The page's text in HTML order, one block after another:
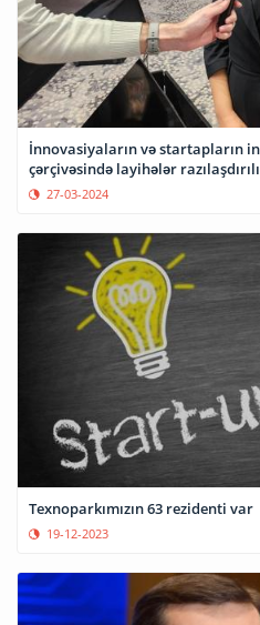
İnnovasiyaların və startapların
çərçivəsində layihələr
27-03-2024
Texnoparkımızın 63 rezidenti var
19-12-2023